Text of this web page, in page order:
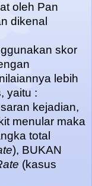
oleh Pan
dikenal
skor
lebih
yaitu :
kejadian,
menular maka
total
), BUKAN
(kasus